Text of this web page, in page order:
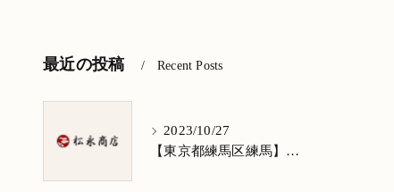
最近の投稿 Recent Posts
2023/10/27
【東京都練馬区練馬】清掃求人★1日3h/週5日/祝日お休み★谷原在住の方歓迎